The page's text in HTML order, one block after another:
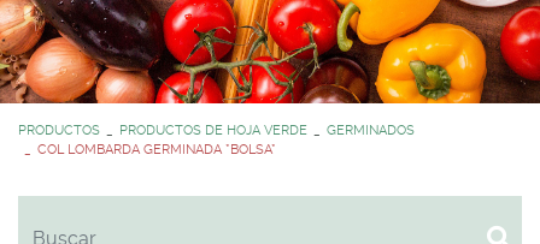
PRODUCTOS PRODUCTOS DE HOJA VERDE
GERMINADOS
COL LOMBARDA GERMINADA *BOLSA*